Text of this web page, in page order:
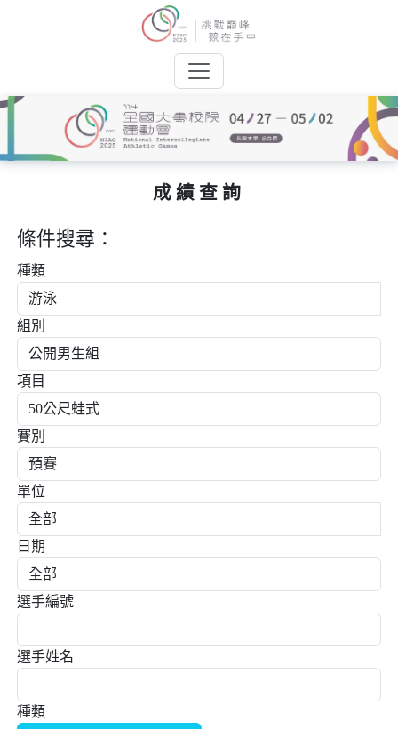
成績查詢
條件搜尋：
種類
組別
項目
賽別
單位
日期
選手編號
選手姓名
種類